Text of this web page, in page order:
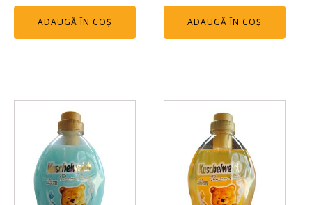
ADAUGĂ ÎN COȘ ADAUGĂ ÎN COȘ